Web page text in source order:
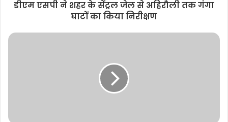
डीएम एसपी ने शहर के सेंट्रल जेल से अहिरौली तक गंगा
घाटों का किया निरीक्षण